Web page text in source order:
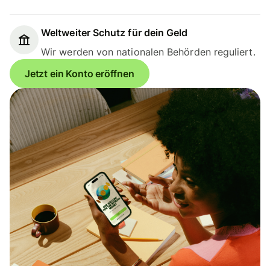
Weltweiter Schutz für dein Geld
Wir werden von nationalen Behörden reguliert.
Jetzt ein Konto eröffnen